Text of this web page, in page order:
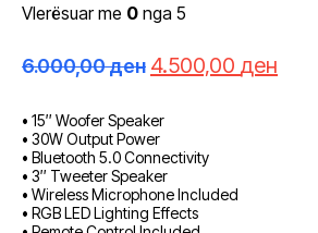
Vlerësuar me 0 nga 5
6.000,00ден Çmimi
6.000,00 ден.
4.500,00 ден
• 15″ Woofer Speaker
• 30W Output Power
• Bluetooth 5.0 Connectivity
• 3″ Tweeter Speaker
• Wireless Microphone Included
• RGB LED Lighting Effects